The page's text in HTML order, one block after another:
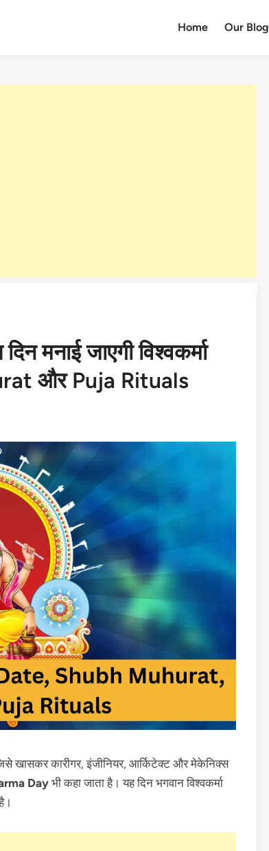
Home Our Blog
मनाई जाएगी विश्वकर्मा
और Puja Rituals
जिसे खासकर कारीगर, इंजीनियर, आर्किटेक्ट और मेकेनिक्स
Day भी कहा जाता है। यह दिन भगवान विश्वकर्मा